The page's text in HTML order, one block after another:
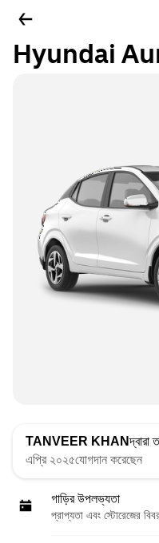
Hyundai
TANVEER KHANদ্বারা
এপ্রি ২০২৫যোগদান করেছেন
গাড়ির উপলভ্যতা
প্রাপ্যতা এবং স্টোরেজের